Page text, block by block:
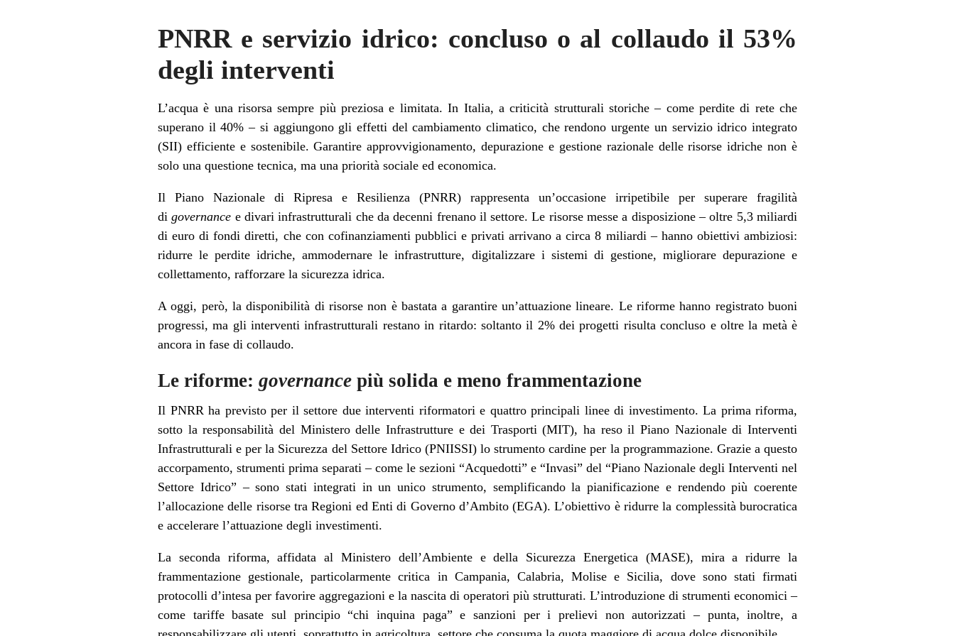
PNRR e servizio idrico: concluso o al collaudo il 53%
degli interventi
L’acqua è una risorsa sempre più preziosa e limitata. In Italia, a criticità strutturali storiche – come perdite di rete che
superano il 40% – si aggiungono gli effetti del cambiamento climatico, che rendono urgente un servizio idrico integrato
(SII) efficiente e sostenibile. Garantire approvvigionamento, depurazione e gestione razionale delle risorse idriche non è
solo una questione tecnica, ma una priorità sociale ed economica.
Il Piano Nazionale di Ripresa e Resilienza (PNRR) rappresenta un’occasione irripetibile per superare fragilità
digovernance e divari infrastrutturali che da decenni frenano il settore. Le risorse messe a disposizione – oltre 5,3 miliardi
di euro di fondi diretti, che con cofinanziamenti pubblici e privati arrivano a circa 8 miliardi – hanno obiettivi ambiziosi:
ridurre le perdite idriche, ammodernare le infrastrutture, digitalizzare i sistemi di gestione, migliorare depurazione e
collettamento, rafforzare la sicurezza idrica.
A oggi, però, la disponibilità di risorse non è bastata a garantire un’attuazione lineare. Le riforme hanno registrato buoni
progressi, ma gli interventi infrastrutturali restano in ritardo: soltanto il 2% dei progetti risulta concluso e oltre la metà è
ancora in fase di collaudo.
Le riforme: governance più solida e meno frammentazione
Il PNRR ha previsto per il settore due interventi riformatori e quattro principali linee di investimento. La prima riforma,
sotto la responsabilità del Ministero delle Infrastrutture e dei Trasporti (MIT), ha reso il Piano Nazionale di Interventi
Infrastrutturali e per la Sicurezza del Settore Idrico (PNIISSI) lo strumento cardine per la programmazione. Grazie a questo
accorpamento, strumenti prima separati – come le sezioni “Acquedotti” e “Invasi” del “Piano Nazionale degli Interventi nel
Settore Idrico” – sono stati integrati in un unico strumento, semplificando la pianificazione e rendendo più coerente
l’allocazione delle risorse tra Regioni ed Enti di Governo d’Ambito (EGA). L’obiettivo è ridurre la complessità burocratica
e accelerare l’attuazione degli investimenti.
La seconda riforma, affidata al Ministero dell’Ambiente e della Sicurezza Energetica (MASE), mira a ridurre la
frammentazione gestionale, particolarmente critica in Campania, Calabria, Molise e Sicilia, dove sono stati firmati
protocolli d’intesa per favorire aggregazioni e la nascita di operatori più strutturati. L’introduzione di strumenti economici –
come tariffe basate sul principio “chi inquina paga” e sanzioni per i prelievi non autorizzati – punta, inoltre, a